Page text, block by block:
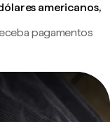
americanos,
pagamentos